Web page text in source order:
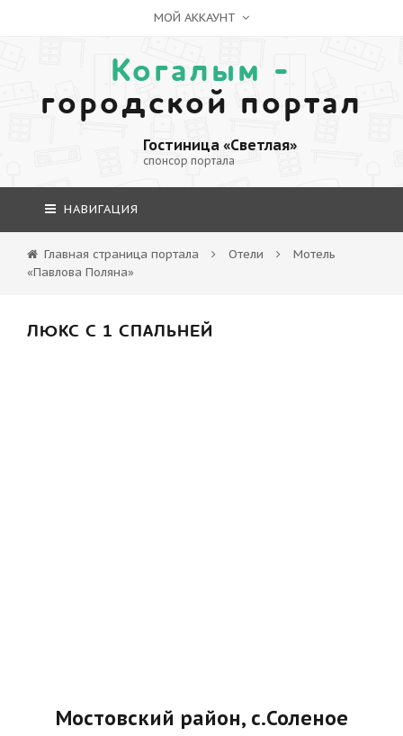
МОЙ АККАУНТ
Когалым -
городской портал
Гостиница «Светлая»
спонсор портала
НАВИГАЦИЯ
Главная страница портала Отели
Мотель
«Павлова Поляна»
ЛЮКС С 1 СПАЛЬНЕЙ
Мостовский район, с.Соленое